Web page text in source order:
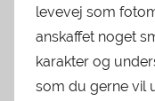
levevej som
anskaffet noget
karakter og
som du gerne vil